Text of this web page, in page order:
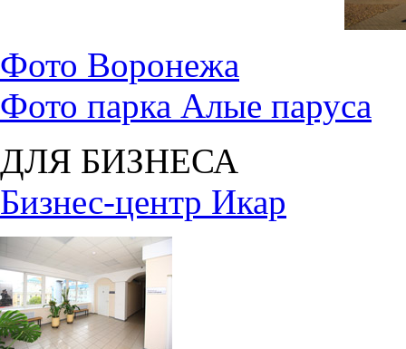
Фото Воронежа
Фото парка Алые паруса
ДЛЯ БИЗНЕСА
Бизнес-центр Икар